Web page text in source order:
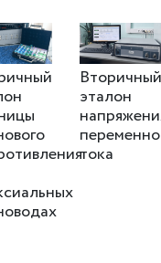
Вторичный
эталон
тока